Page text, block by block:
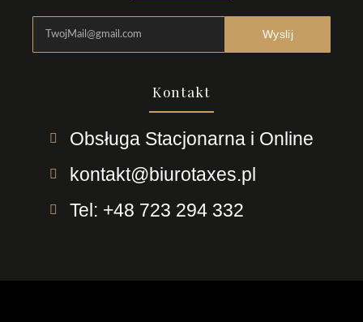
Wyslij
Kontakt
Obsługa Stacjonarna i Online
kontakt@biurotaxes.pl
Tel: +48 723 294 332